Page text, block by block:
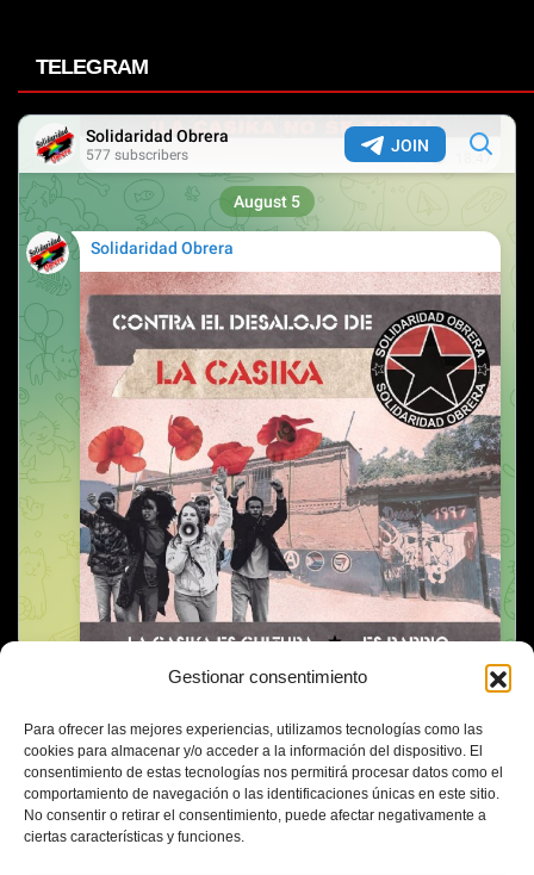
Gestionar consentimiento
Para ofrecer las mejores experiencias, utilizamos tecnologías como las
cookies para almacenar y/o acceder a la información del dispositivo. El
consentimiento de estas tecnologías nos permitirá procesar datos como el
comportamiento de navegación o las identificaciones únicas en este sitio.
No consentir o retirar el consentimiento, puede afectar negativamente a
ciertas características y funciones.
TELEGRAM